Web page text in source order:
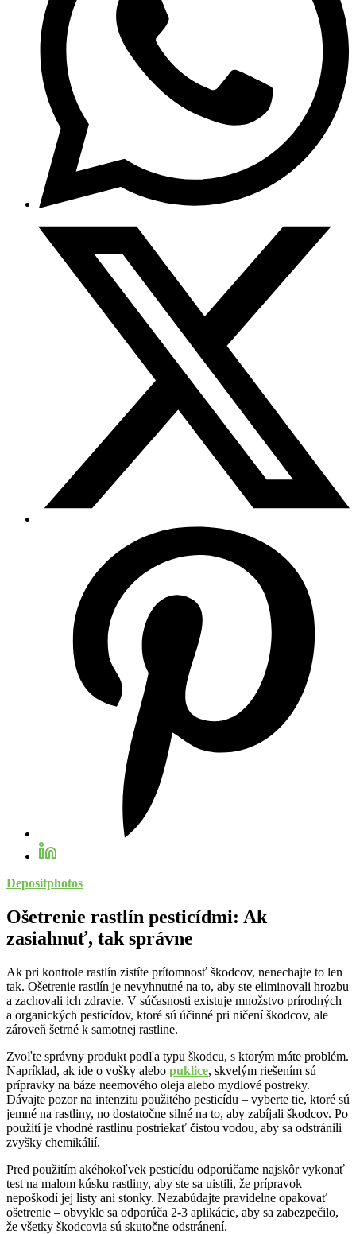
Depositphotos
Ošetrenie rastlín pesticídmi: Ak
zasiahnuť, tak správne
Ak pri kontrole rastlín zistíte prítomnosť škodcov, nenechajte to len
tak. Ošetrenie rastlín je nevyhnutné na to, aby ste eliminovali hrozbu
a zachovali ich zdravie. V súčasnosti existuje množstvo prírodných
a organických pesticídov, ktoré sú účinné pri ničení škodcov, ale
zároveň šetrné k samotnej rastline.
Zvoľte správny produkt podľa typu škodcu, s ktorým máte problém.
Napríklad, ak ide o vošky alebo puklice, skvelým riešením sú
prípravky na báze neemového oleja alebo mydlové postreky.
Dávajte pozor na intenzitu použitého pesticídu – vyberte tie, ktoré sú
jemné na rastliny, no dostatočne silné na to, aby zabíjali škodcov. Po
použití je vhodné rastlinu postriekať čistou vodou, aby sa odstránili
zvyšky chemikálií.
Pred použitím akéhokoľvek pesticídu odporúčame najskôr vykonať
test na malom kúsku rastliny, aby ste sa uistili, že prípravok
nepoškodí jej listy ani stonky. Nezabúdajte pravidelne opakovať
ošetrenie – obvykle sa odporúča 2-3 aplikácie, aby sa zabezpečilo,
že všetky škodcovia sú skutočne odstránení.